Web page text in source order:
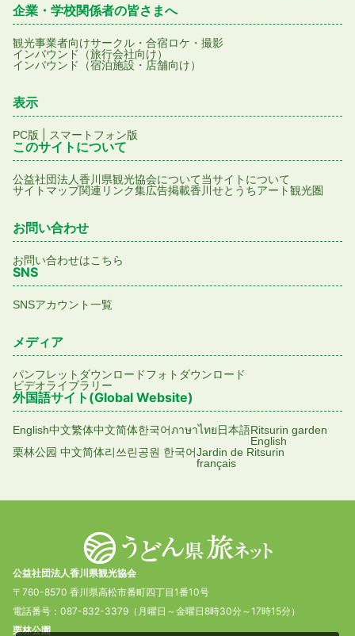
企業・学校関係者の皆さまへ
観光事業者向けサークル・合宿ロケ・撮影
インバウンド（旅行会社向け）
インバウンド（宿泊施設・店舗向け）
表示
PC版 スマートフォン版
このサイトについて
公益社団法人香川県観光協会について当サイトについて
サイトマップ関連リンク集広告掲載香川せとうちアート観光圏
お問い合わせ
お問い合わせはこちら
SNS
SNSアカウント一覧
メディア
パンフレットダウンロードフォトダウンロード
ビデオライブラリー
外国語サイト(Global Website)
English中文繁体中文简体한국어ภาษาไทย日本語Ritsurin garden
English
栗林公园 中文简体리쓰린공원 한국어Jardin de Ritsurin
français
公益社団法人香川県観光協会
〒760-8570 香川県高松市番町四丁目1番10号
電話番号：087-832-3379（月曜日～金曜日8時30分～17時15分）
栗林公園